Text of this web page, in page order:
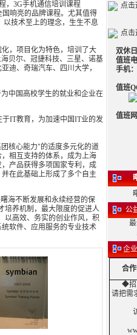
双休
值班
手机
值班
值班
公
企
合
◆招
请把需
，3G手机通信培训课程
国响亮的品牌课程。尤其值得
以技术至上的理念，生生不息
，项目化为特色，培训了大
贝尔、冠捷科技、三星、诺基
迪、奇瑞汽车、四川大学，
中国高校学生的就业和企业在
IT教育，为加速中国IT业的发
核心能力"的适度多元化的道
相互支持的体系，成为上海
产品获得多项国家专利，成
在此基础上形成了多个自主
海不断发展和永续经营的保
培养机制，最大限度的促进人
以高效、务实的创业作风，积
软件、应用服务的专业技术